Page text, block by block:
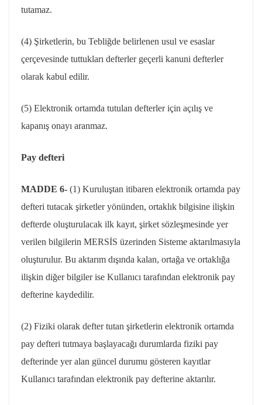
tutamaz.
(4) Şirketlerin, bu Tebliğde belirlenen usul ve esaslar
çerçevesinde tuttukları defterler geçerli kanuni defterler
olarak kabul edilir.
(5) Elektronik ortamda tutulan defterler için açılış ve
kapanış onayı aranmaz.
Pay defteri
MADDE 6- (1) Kuruluştan itibaren elektronik ortamda pay
defteri tutacak şirketler yönünden, ortaklık bilgisine ilişkin
defterde oluşturulacak ilk kayıt, şirket sözleşmesinde yer
verilen bilgilerin MERSİS üzerinden Sisteme aktarılmasıyla
oluşturulur. Bu aktarım dışında kalan, ortağa ve ortaklığa
ilişkin diğer bilgiler ise Kullanıcı tarafından elektronik pay
defterine kaydedilir.
(2) Fiziki olarak defter tutan şirketlerin elektronik ortamda
pay defteri tutmaya başlayacağı durumlarda fiziki pay
defterinde yer alan güncel durumu gösteren kayıtlar
Kullanıcı tarafından elektronik pay defterine aktarılır.